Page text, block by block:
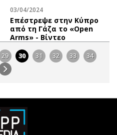
03/04/2024
Επέστρεψε στην Κύπρο
από τη Γάζα το «Open
Arms» - Βίντεο
29 30 31 32 33 34